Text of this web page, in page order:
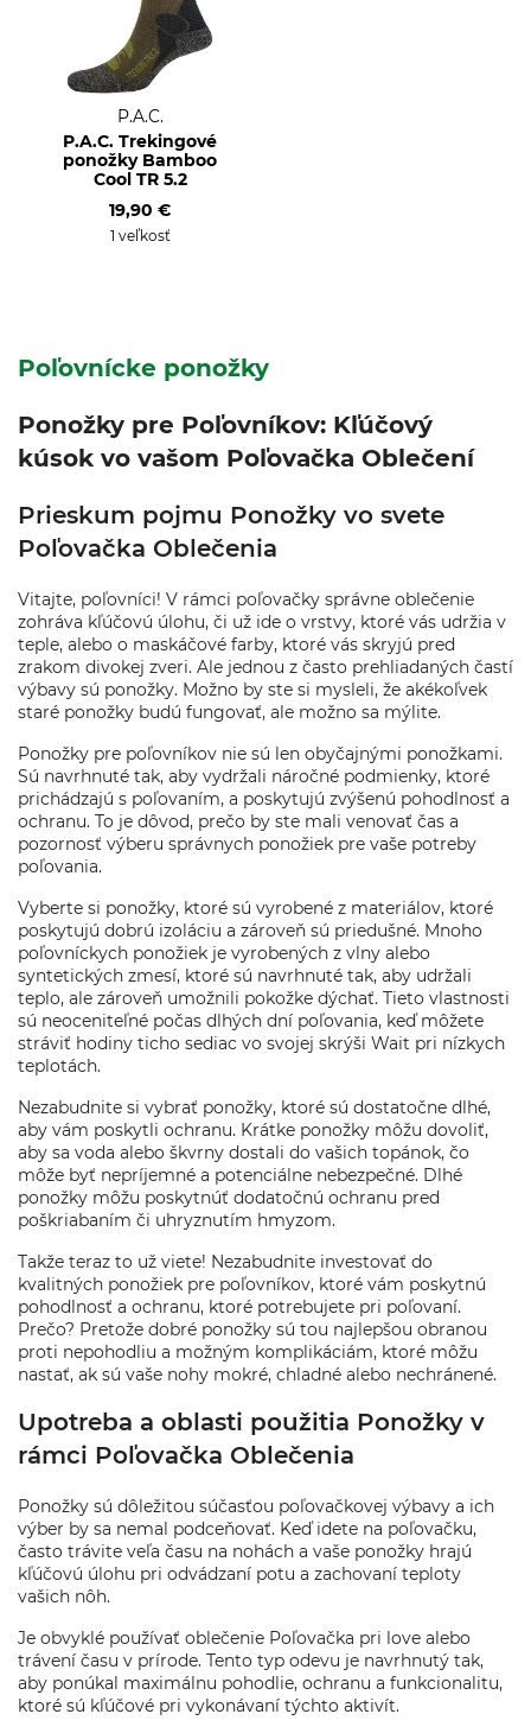
P.A.C.
P.A.C. Trekingové
ponožky Bamboo
Cool TR 5.2
19,90 €
1 veľkosť
Poľovnícke ponožky
Ponožky pre Poľovníkov: Kľúčový
kúsok vo vašom Poľovačka Oblečení
Prieskum pojmu Ponožky vo svete
Poľovačka Oblečenia
Vitajte, poľovníci! V rámci poľovačky správne oblečenie
zohráva kľúčovú úlohu, či už ide o vrstvy, ktoré vás udržia v
teple, alebo o maskáčové farby, ktoré vás skryjú pred
zrakom divokej zveri. Ale jednou z často prehliadaných častí
výbavy sú ponožky. Možno by ste si mysleli, že akékoľvek
staré ponožky budú fungovať, ale možno sa mýlite.
Ponožky pre poľovníkov nie sú len obyčajnými ponožkami.
Sú navrhnuté tak, aby vydržali náročné podmienky, ktoré
prichádzajú s poľovaním, a poskytujú zvýšenú pohodlnosť a
ochranu. To je dôvod, prečo by ste mali venovať čas a
pozornosť výberu správnych ponožiek pre vaše potreby
poľovania.
Vyberte si ponožky, ktoré sú vyrobené z materiálov, ktoré
poskytujú dobrú izoláciu a zároveň sú priedušné. Mnoho
poľovníckych ponožiek je vyrobených z vlny alebo
syntetických zmesí, ktoré sú navrhnuté tak, aby udržali
teplo, ale zároveň umožnili pokožke dýchať. Tieto vlastnosti
sú neoceniteľné počas dlhých dní poľovania, keď môžete
stráviť hodiny ticho sediac vo svojej skrýši Wait pri nízkych
teplotách.
Nezabudnite si vybrať ponožky, ktoré sú dostatočne dlhé,
aby vám poskytli ochranu. Krátke ponožky môžu dovoliť,
aby sa voda alebo škvrny dostali do vašich topánok, čo
môže byť nepríjemné a potenciálne nebezpečné. Dlhé
ponožky môžu poskytnúť dodatočnú ochranu pred
poškriabaním či uhryznutím hmyzom.
Takže teraz to už viete! Nezabudnite investovať do
kvalitných ponožiek pre poľovníkov, ktoré vám poskytnú
pohodlnosť a ochranu, ktoré potrebujete pri poľovaní.
Prečo? Pretože dobré ponožky sú tou najlepšou obranou
proti nepohodliu a možným komplikáciám, ktoré môžu
nastať, ak sú vaše nohy mokré, chladné alebo nechránené.
Upotreba a oblasti použitia Ponožky v
rámci Poľovačka Oblečenia
Ponožky sú dôležitou súčasťou poľovačkovej výbavy a ich
výber by sa nemal podceňovať. Keď idete na poľovačku,
často trávite veľa času na nohách a vaše ponožky hrajú
kľúčovú úlohu pri odvádzaní potu a zachovaní teploty
vašich nôh.
Je obvyklé používať oblečenie Poľovačka pri love alebo
trávení času v prírode. Tento typ odevu je navrhnutý tak,
aby ponúkal maximálnu pohodlie, ochranu a funkcionalitu,
ktoré sú kľúčové pri vykonávaní týchto aktivít.